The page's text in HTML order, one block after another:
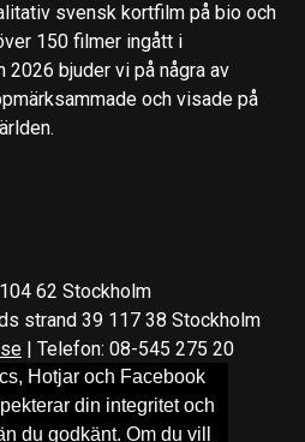
Hotjar och Facebook
din integritet och
du godkänt. Om du vill
svensk kortfilm på bio och
150 filmer ingått i
2026 bjuder vi på några av
och visade på
62 Stockholm
strand 39 117 38 Stockholm
| Telefon: 08-545 275 20
Instagram